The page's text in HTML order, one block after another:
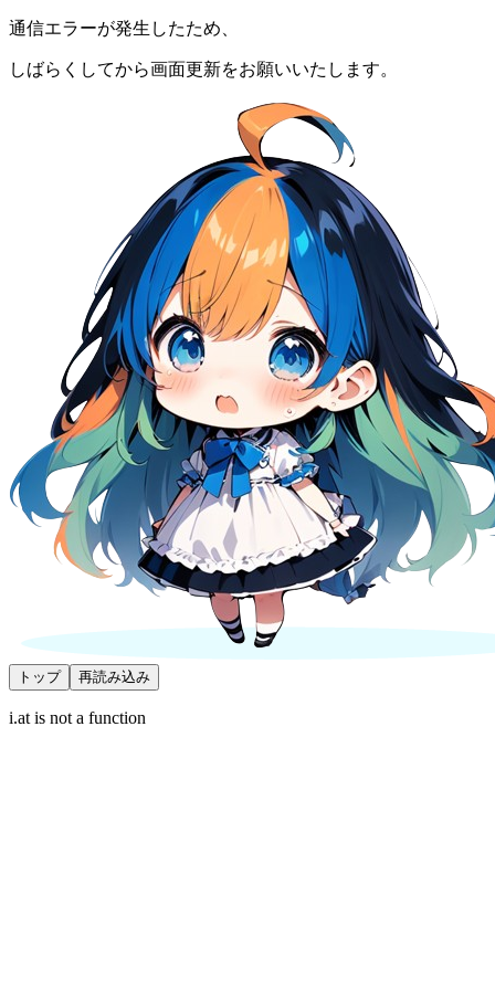
通信エラーが発生したため、
しばらくしてから画面更新をお願いいたします。
トップ 再読み込み
i.at is not a function